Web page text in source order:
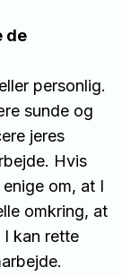
de
personlig.
sunde og
jeres
Hvis
om, at I
omkring, at
I kan rette